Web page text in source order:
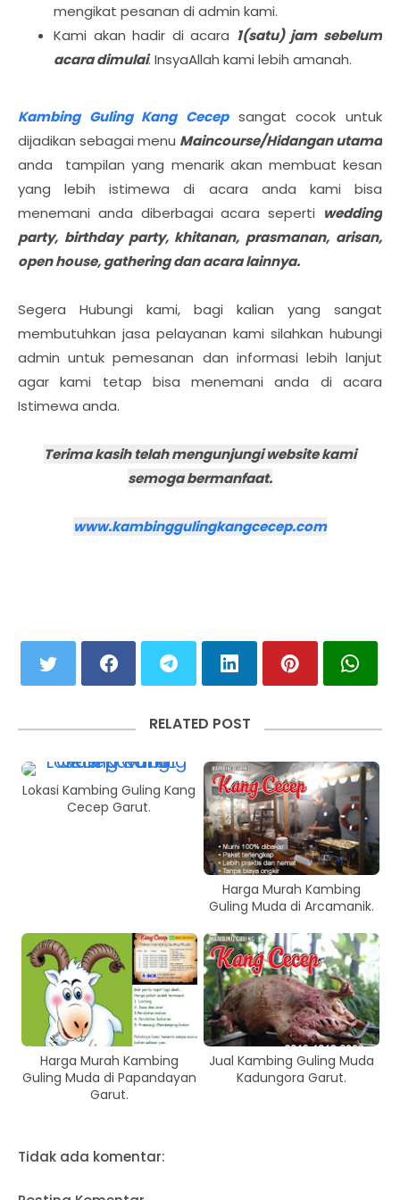
mengikat pesanan di admin kami.
Kami akan hadir di acara 1(satu) jam sebelum
acara dimulai. InsyaAllah kami lebih amanah.
Kambing Guling Kang Cecepsangat cocok untuk
dijadikan sebagai menu Maincourse/Hidangan utama
anda tampilan yang menarik akan membuat kesan
yang lebih istimewa di acara anda kami bisa
menemani anda diberbagai acara seperti wedding
party, birthday party, khitanan, prasmanan, arisan,
open house, gathering dan acara lainnya.
Segera Hubungi kami, bagi kalian yang sangat
membutuhkan jasa pelayanan kami silahkan hubungi
admin untuk pemesanan dan informasi lebih lanjut
agar kami tetap bisa menemani anda di acara
Istimewa anda.
Terima kasih telah mengunjungi website kami
semoga bermanfaat.
www.kambinggulingkangcecep.com
RELATED POST
Lokasi Kambing Guling Kang
Cecep Garut.
Harga Murah Kambing
Guling Muda di Arcamanik.
Harga Murah Kambing
Guling Muda di Papandayan
Garut.
Jual Kambing Guling Muda
Kadungora Garut.
Tidak ada komentar: